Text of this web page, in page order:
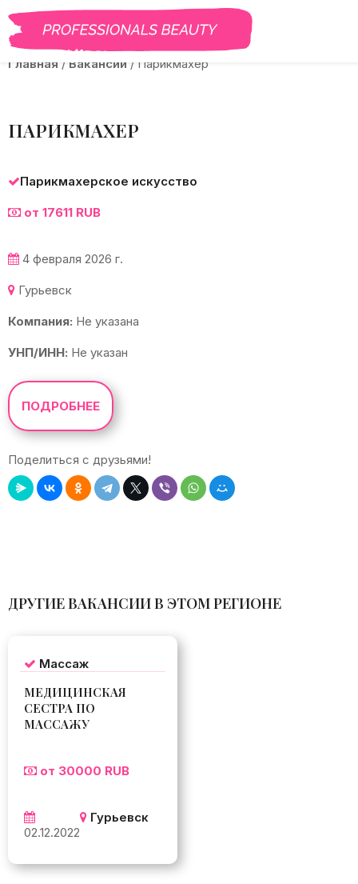
BEAUTY PRO САЛОНЫ ВАКАНСИИ КУРСЫ
Главная / Вакансии / Парикмахер
ПАРИКМАХЕР
Парикмахерское искусство
от 17611 RUB
4 февраля 2026 г.
Гурьевск
Компания: Не указана
УНП/ИНН: Не указан
ПОДРОБНЕЕ
Поделиться с друзьями!
ДРУГИЕ ВАКАНСИИ В ЭТОМ РЕГИОНЕ
Массаж
МЕДИЦИНСКАЯ
СЕСТРА ПО
МАССАЖУ
от 30000 RUB
02.12.2022
Гурьевск